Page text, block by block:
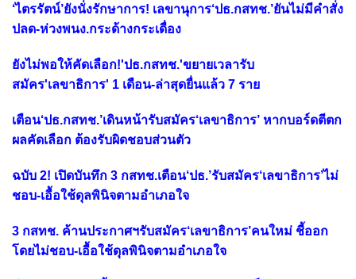
‘ไตรรัตน์’ยังนั่งรักษาการ! เลขานุการ‘ปธ.กสทช.’ยันไม่มีคำสั่ง
ปลด-ห่วงพนง.กระด้างกระเดื่อง
ยังไม่พอให้คัดเลือก!'ปธ.กสทช.'ขยายเวลารับ
สมัคร'เลขาธิการ' 1 เดือน-ล่าสุดยื่นแล้ว 7 ราย
เตือน‘ปธ.กสทช.’เดินหน้ารับสมัคร‘เลขาธิการ’ หากบอร์ดตีตก
ผลคัดเลือก ต้องรับผิดชอบส่วนตัว
ฉบับ 2! เปิดบันทึก 3 กสทช.เตือน‘ปธ.’รับสมัคร‘เลขาธิการ’ไม่
ชอบ-เอื้อใช้ดุลพินิจตามอำเภอใจ
3 กสทช. ค้านประกาศฯรับสมัคร‘เลขาธิการ’คนใหม่ ชี้ออก
โดยไม่ชอบ-เอื้อใช้ดุลพินิจตามอำเภอใจ